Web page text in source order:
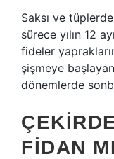
Saksı ve
sürece yılın 12
fideler
şişmeye
dönemlerde
FIDAN